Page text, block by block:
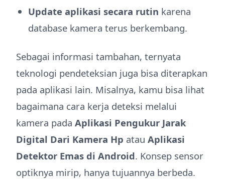
Update aplikasi secara rutin karena
database kamera terus berkembang.
Sebagai informasi tambahan, ternyata
teknologi pendeteksian juga bisa diterapkan
pada aplikasi lain. Misalnya, kamu bisa lihat
bagaimana cara kerja deteksi melalui
kamera pada Aplikasi Pengukur Jarak
Digital Dari Kamera Hp atau Aplikasi
Detektor Emas di Android. Konsep sensor
optiknya mirip, hanya tujuannya berbeda.